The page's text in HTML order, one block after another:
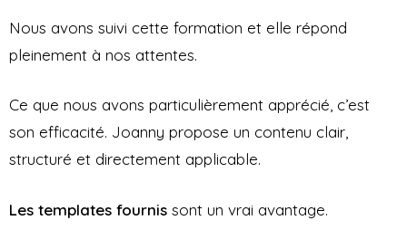
Nous avons suivi cette formation et elle répond
pleinement à nos attentes.
Ce que nous avons particulièrement apprécié, c’est
son efficacité. Joanny propose un contenu clair,
structuré et directement applicable.
Les templates fournis sont un vrai avantage.